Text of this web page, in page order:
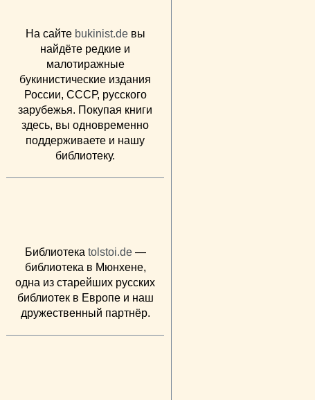
На сайте bukinist.deвы
найдёте редкие и
малотиражные
букинистические издания
России, СССР, русского
зарубежья. Покупая книги
здесь, вы одновременно
поддерживаете и нашу
библиотеку.
Библиотека tolstoi.de—
библиотека в Мюнхене,
одна из старейших русских
библиотек в Европе и наш
дружественный партнёр.